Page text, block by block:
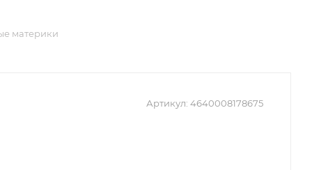
материки
Артикул: 4640008178675